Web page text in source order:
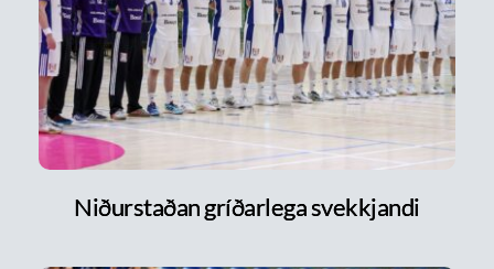
Niðurstaðan gríðarlega svekkjandi